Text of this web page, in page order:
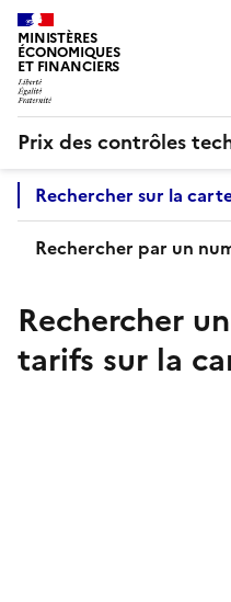
MINISTÈRES
ÉCONOMIQUES
ET FINANCIERS
Prix des contrôles
Rechercher sur la
Rechercher par un
Rechercher
tarifs sur la